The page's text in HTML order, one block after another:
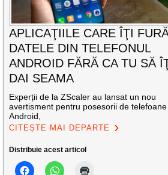
APLICAŢIILE CARE ÎŢI
DATELE DIN TELEFONUL
ANDROID FĂRĂ CA TU SĂ
DAI SEAMA
Experții de la ZScaler au lansat un nou
avertisment pentru posesorii de telefoane
Android,
CITEȘTE MAI DEPARTE
Distribuie acest articol